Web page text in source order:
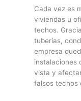
Cada vez es
viviendas u
techos.
tuberías,
empresa
instalaciones
vista y
falsos techos